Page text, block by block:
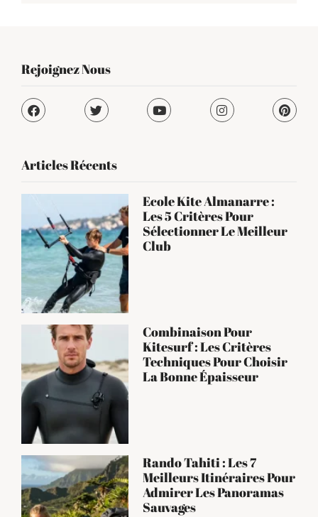
Rejoignez Nous
Articles Récents
Ecole Kite Almanarre :
Les 5 Critères Pour
Sélectionner Le Meilleur
Club
Combinaison Pour
Kitesurf : Les Critères
Techniques Pour Choisir
La Bonne Épaisseur
Rando Tahiti : Les 7
Meilleurs Itinéraires Pour
Admirer Les Panoramas
Sauvages